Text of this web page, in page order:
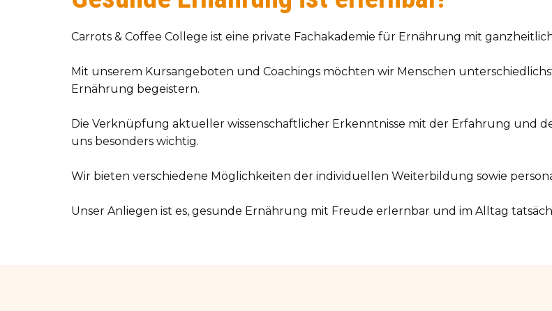
Carrots & Coffee College ist eine private Fachakademie für Ernährung mit
Mit unserem Kursangeboten und Coachings möchten wir Menschen
Ernährung begeistern.
Die Verknüpfung aktueller wissenschaftlicher Erkenntnisse mit der Erfahrung und
uns besonders wichtig.
Wir bieten verschiedene Möglichkeiten der individuellen Weiterbildung sowie
Unser Anliegen ist es, gesunde Ernährung mit Freude erlernbar und im Alltag